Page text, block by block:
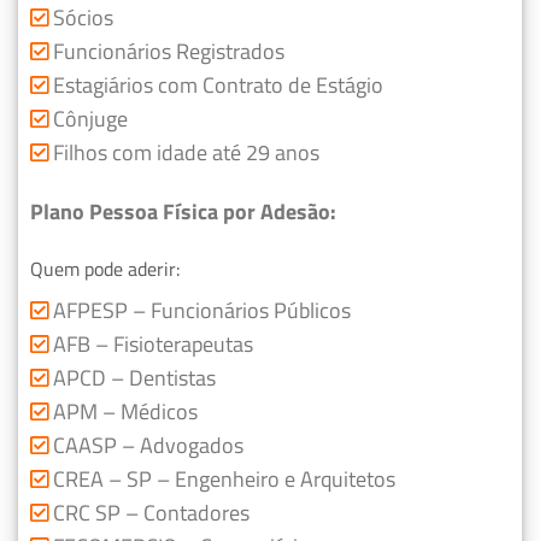
Sócios
Funcionários Registrados
Estagiários com Contrato de Estágio
Cônjuge
Filhos com idade até 29 anos
Plano Pessoa Física por Adesão:
Quem pode aderir:
AFPESP – Funcionários Públicos
AFB – Fisioterapeutas
APCD – Dentistas
APM – Médicos
CAASP – Advogados
CREA – SP – Engenheiro e Arquitetos
CRC SP – Contadores